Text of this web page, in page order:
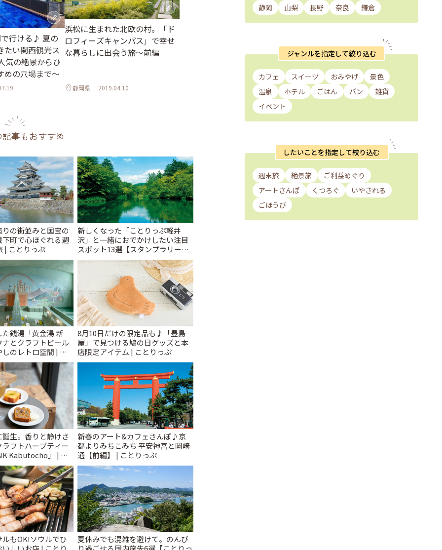
行ける♪ 夏の
たい関西観光ス
気の絶景からひ
めの穴場まで～
浜松に生まれた北欧の村。「ド
ロフィーズキャンパス」で幸せ
な暮らしに出会う旅～前編
静岡県 2019.04.10
事もおすすめ
の街並みと国宝の
町で心ほぐれる週
| ことりっぷ
新しくなった「ことりっぷ軽井
沢」と一緒におでかけしたい注目
スポット13選【スタンプラリー開
催中】 | ことりっぷ
銭湯「黄金湯 新
とクラフトビール
のレトロ空間 | こ
8月10日だけの限定品も♪「豊島
屋」で見つける鳩の日グッズと本
店限定アイテム | ことりっぷ
生。香りと静けさ
フトハーブティー
Kabutocho」 | こ
新春のアート&カフェさんぽ♪京
都よりみちこみち 平安神宮と岡崎
通【前編】 | ことりっぷ
もOK!ソウルでひ
夏休みでも混雑を避けて。のんび
静岡
山梨 長野 奈良 鎌倉
ジャンルを指定して絞り込む
カフェ スイーツ おみやげ
景色
温泉
ホテル ごはん パン
雑貨
イベント
したいことを指定して絞り込む
週末旅 絶景旅
ご利益めぐり
アートさんぽ
くつろぐ
いやされる
ごほうび